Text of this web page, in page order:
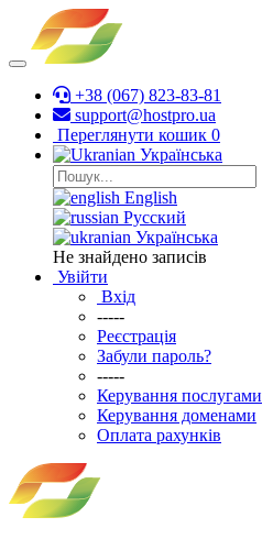
+38 (067) 823-83-81
support@hostpro.ua
Переглянути кошик 0
Українська
English
Русский
Українська
Не знайдено записів
Увійти
Вхід
-----
Реєстрація
Забули пароль?
-----
Керування послугами
Керування доменами
Оплата рахунків